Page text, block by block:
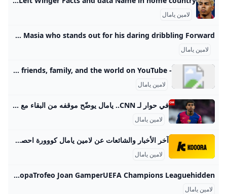
لامين يامال
Lamine Yamal A great talent from La Masia who stands out for his daring dribbling Forward
لامين يامال
- YouTube Enjoy the videos and music you love, upload original content, and share it all with friends, family, and the world on YouTube.
لامين يامال
في حوار لـ CNN.. يامال يوضّح موقفه من البقاء مع برشلونة برشلونة الإسباني، إنه النادي الّذي صنع فيه لامين يامال اسمه، ويريد أن يستمر معه لفترة طويلة في المستقبل. رياضةنشرالأربعاء، 08 يناير / كانون الثاني 20253 min قراءة
لامين يامال
آخر الأخبار والشائعات عن لامين يامال كووورة احصل على آخر الأخبار والتحديثات وشائعات الانتقالات حول لامين يامال. برشلونة تركيا ضد إسبانياتصرف يامال يقلق جماهير برشلونة 10:435 سبتمبر 2025بلغاريا ضد إسبانيامبابي فقط يتفوق على يامالنجم برشلونة يواصل توهجه مع “لاروخا"00:025 سبتمبر 2025بلغاريا ضد إسبانيا دي لا فوينتي: لا أتعامل مع يامال كمدرب15:004 سبتمبر 2025جول كونديكوندي يجيب عن السؤال الصعب بشأن يامال وديمبلي10:424 سبتمبر 2025بلغاريا ضد إسبانياهويسن: أرجو ألا يؤذينا يامال كثيرًا في الكلاسيكو10:353 سبتمبر 2025رايو فاليكانو ضد برشلونةحصدنا 7 نقاط من ملاعب صعبة.
لامين يامال
Lamine Yamal Career Stats - LALIGA - ESPN Complete LALIGA stats for the Barcelona Forward Lamine Yamal on ESPN. Includes minutes played, goals, shots and fouls committed per season. Barcelona #10 Forward Follow - START (SUB)3 (0) G2 A2 SH20 BarcelonaSpainhiddenCopa del ReyLALIGASpanish SupercopaTrofeo Joan GamperUEFA Champions Leaguehidden
لامين يامال